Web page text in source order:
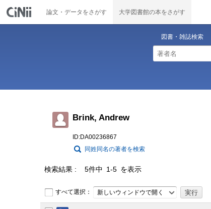
論文・データをさがす 大学図書館の本をさがす
図書・雑誌検索
Brink, Andrew
ID:DA00236867
同姓同名の著者を検索
検索結果 5件中 1-5 を表示
すべて選択： 新しいウィンドウで開く